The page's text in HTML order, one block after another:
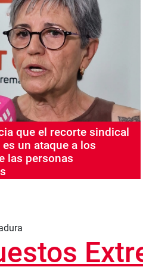
que el recorte sindical
es un ataque a los
las personas